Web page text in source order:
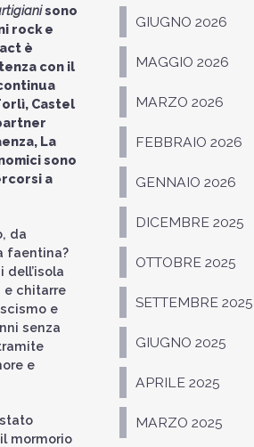
sono
rock e
è
con il
Castel
La
sono
a
da
faentina?
e chitarre
e
senza
e
mormorio
GIUGNO 2026
MAGGIO 2026
MARZO 2026
FEBBRAIO 2026
GENNAIO 2026
DICEMBRE 2025
OTTOBRE 2025
SETTEMBRE 2025
GIUGNO 2025
APRILE 2025
MARZO 2025